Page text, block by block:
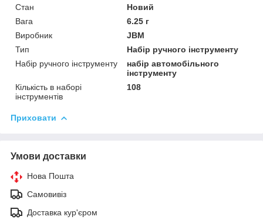
Стан
Новий
Вага
6.25 г
Виробник
JBM
Тип
Набір ручного інструменту
Набір ручного інструменту
набір автомобільного
інструменту
Кількість в наборі
інструментів
108
Приховати
Умови доставки
Нова Пошта
Самовивіз
Доставка кур'єром